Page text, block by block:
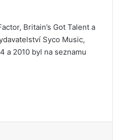
Britain’s Got Talent a
Syco Music,
a 2010 byl na seznamu